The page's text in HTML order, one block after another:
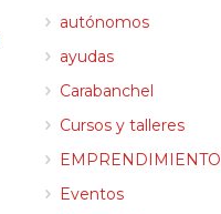
autónomos
ayudas
Carabanchel
Cursos y talleres
EMPRENDIMIENTO
Eventos